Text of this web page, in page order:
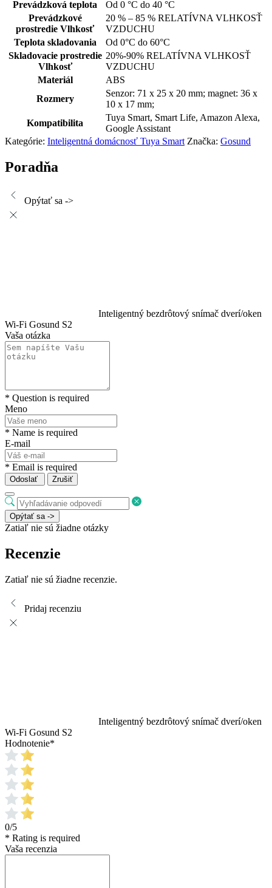
Prevádzková teplota
Od 0 °C do 40 °C
Prevádzkové
prostredie Vlhkosť
20 % – 85 % RELATÍVNA VLHKOSŤ
VZDUCHU
Teplota skladovania
Od 0°C do 60°C
Skladovacie prostredie
Vlhkosť
20%-90% RELATÍVNA VLHKOSŤ
VZDUCHU
Materiál
ABS
Rozmery
Senzor: 71 x 25 x 20 mm; magnet: 36 x
10 x 17 mm;
Kompatibilita
Tuya Smart, Smart Life, Amazon Alexa,
Google Assistant
Kategórie: Inteligentná domácnosť Tuya Smart Značka: Gosund
Poradňa
Opýtať sa ->
Inteligentný bezdrôtový snímač dverí/oken
Wi-Fi Gosund S2
Vaša otázka
* Question is required
Meno
* Name is required
E-mail
* Email is required
Odoslať Zrušiť
Opýtať sa ->
Zatiaľ nie sú žiadne otázky
Recenzie
Zatiaľ nie sú žiadne recenzie.
Pridaj recenziu
Inteligentný bezdrôtový snímač dverí/oken
Wi-Fi Gosund S2
Hodnotenie*
0/5
* Rating is required
Vaša recenzia